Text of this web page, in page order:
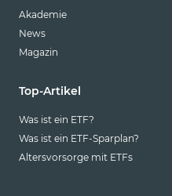
Akademie
News
Magazin
Top-Artikel
Was ist ein ETF?
Was ist ein ETF-Sparplan?
Altersvorsorge mit ETFs